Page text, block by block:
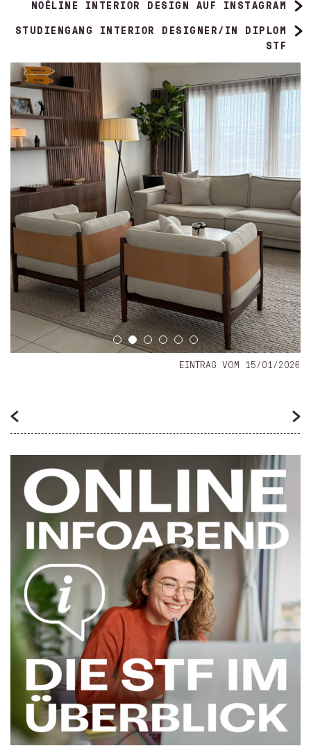
EINTRAG VOM 15/01/2026
NOÉLINE INTERIOR DESIGN AUF INSTAGRAM
STUDIENGANG INTERIOR DESIGNER/IN DIPLOM
STF